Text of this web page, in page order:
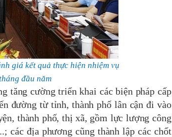
giá kết quả thực hiện nhiệm vụ
đầu năm
tăng cường triển khai các biện pháp cấp
đường từ tỉnh, thành phố lân cận đi vào
thành phố, thị xã, gồm lực lượng công
các địa phương cũng thành lập các chốt